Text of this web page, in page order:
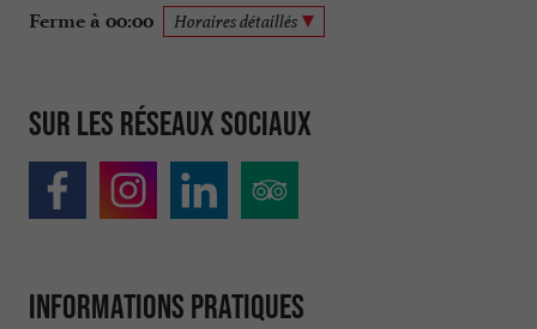
Ferme à 00:00 Horaires détaillés
Sur les réseaux sociaux
Informations pratiques